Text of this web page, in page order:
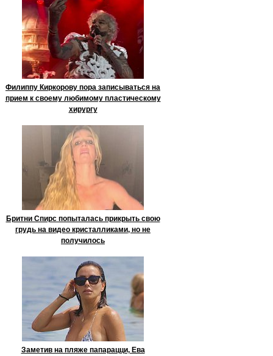
Филиппу Киркорову пора записываться на
прием к своему любимому пластическому
хирургу
Бритни Спирс попыталась прикрыть свою
грудь на видео кристалликами, но не
получилось
Заметив на пляже папарацци, Ева